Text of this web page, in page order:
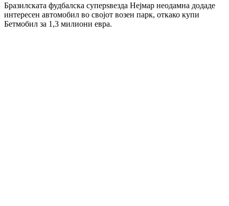
Бразилската фудбалска суперѕвезда Нејмар неодамна додаде
интересен автомобил во својот возен парк, откако купи
Бетмобил за 1,3 милиони евра.